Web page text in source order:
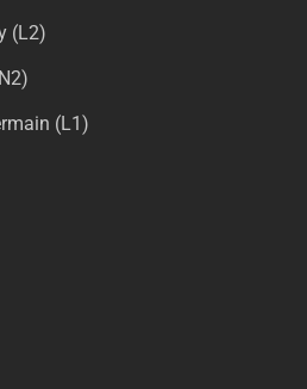
(L2)
(L1)